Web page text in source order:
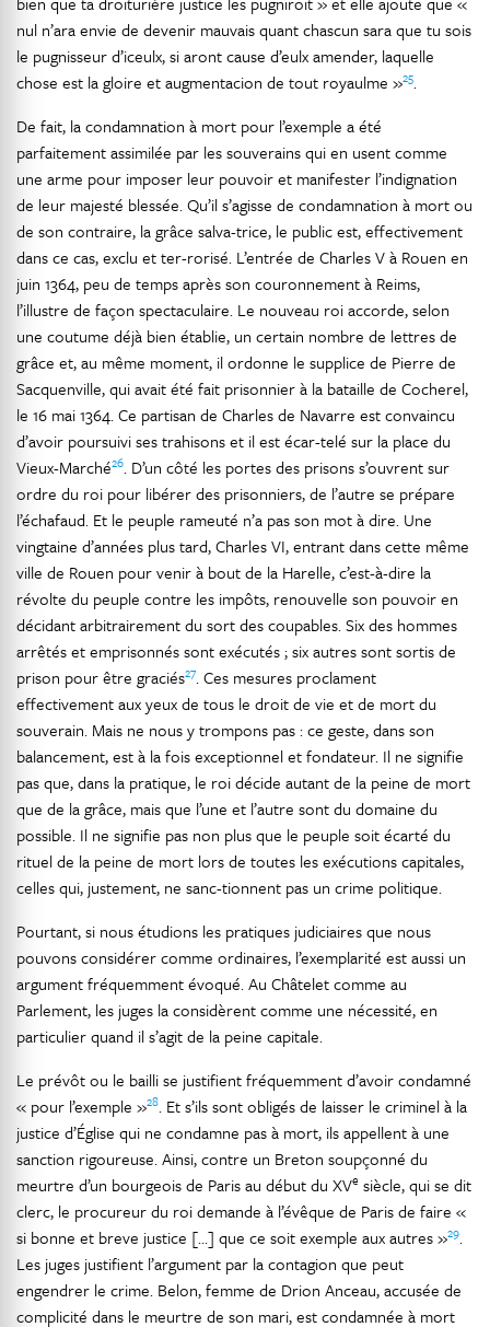
nul n’ara envie de devenir mauvais quant chascun sara que tu sois
le pugnisseur d’iceulx, si aront cause d’eulx amender, laquelle
chose est la gloire et augmentacion de tout royaulme »25.
De fait, la condamnation à mort pour l’exemple a été
parfaitement assimilée par les souverains qui en usent comme
une arme pour imposer leur pouvoir et manifester l’indignation
de leur majesté blessée. Qu’il s’agisse de condamnation à mort ou
de son contraire, la grâce salva-trice, le public est, effectivement
dans ce cas, exclu et ter-rorisé. L’entrée de Charles V à Rouen en
juin 1364, peu de temps après son couronnement à Reims,
l’illustre de façon spectaculaire. Le nouveau roi accorde, selon
une coutume déjà bien établie, un certain nombre de lettres de
grâce et, au même moment, il ordonne le supplice de Pierre de
Sacquenville, qui avait été fait prisonnier à la bataille de Cocherel,
le 16 mai 1364. Ce partisan de Charles de Navarre est convaincu
d’avoir poursuivi ses trahisons et il est écar-telé sur la place du
Vieux-Marché26. D’un côté les portes des prisons s’ouvrent sur
ordre du roi pour libérer des prisonniers, de l’autre se prépare
l’échafaud. Et le peuple rameuté n’a pas son mot à dire. Une
vingtaine d’années plus tard, Charles VI, entrant dans cette même
ville de Rouen pour venir à bout de la Harelle, c’est-à-dire la
révolte du peuple contre les impôts, renouvelle son pouvoir en
décidant arbitrairement du sort des coupables. Six des hommes
arrêtés et emprisonnés sont exécutés ; six autres sont sortis de
prison pour être graciés27. Ces mesures proclament
effectivement aux yeux de tous le droit de vie et de mort du
souverain. Mais ne nous y trompons pas : ce geste, dans son
balancement, est à la fois exceptionnel et fondateur. Il ne signifie
pas que, dans la pratique, le roi décide autant de la peine de mort
que de la grâce, mais que l’une et l’autre sont du domaine du
possible. Il ne signifie pas non plus que le peuple soit écarté du
rituel de la peine de mort lors de toutes les exécutions capitales,
celles qui, justement, ne sanc-tionnent pas un crime politique.
Pourtant, si nous étudions les pratiques judiciaires que nous
pouvons considérer comme ordinaires, l’exemplarité est aussi un
argument fréquemment évoqué. Au Châtelet comme au
Parlement, les juges la considèrent comme une nécessité, en
particulier quand il s’agit de la peine capitale.
Le prévôt ou le bailli se justifient fréquemment d’avoir condamné
« pour l’exemple »28. Et s’ils sont obligés de laisser le criminel à la
justice d’Église qui ne condamne pas à mort, ils appellent à une
sanction rigoureuse. Ainsi, contre un Breton soupçonné du
meurtre d’un bourgeois de Paris au début du XVe siècle, qui se dit
clerc, le procureur du roi demande à l’évêque de Paris de faire «
si bonne et breve justice […] que ce soit exemple aux autres »29.
Les juges justifient l’argument par la contagion que peut
engendrer le crime. Belon, femme de Drion Anceau, accusée de
complicité dans le meurtre de son mari, est condamnée à mort